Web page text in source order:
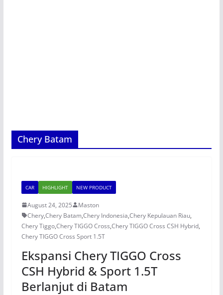
Chery Batam
CAR HIGHLIGHT NEW PRODUCT
August 24, 2025
Maston
Chery,Chery Batam,Chery Indonesia,Chery Kepulauan Riau,
Chery Tiggo,Chery TIGGO Cross,Chery TIGGO Cross CSH Hybrid,
Chery TIGGO Cross Sport 1.5T
Ekspansi Chery TIGGO Cross
CSH Hybrid & Sport 1.5T
Berlanjut di Batam